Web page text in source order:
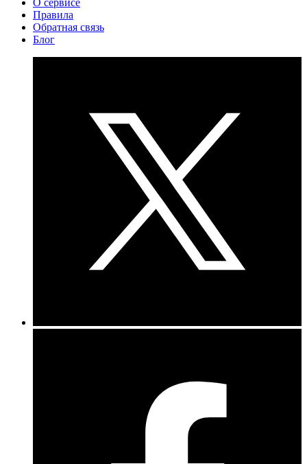
Правила
Обратная связь
Блог